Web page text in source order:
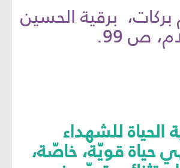
بركات، برقية الحسين
ص 99.
الحياة للشهداء
حياة قويّة، خاصّة،